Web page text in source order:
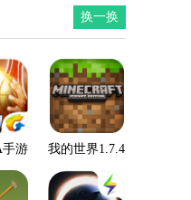
换一换
手游
我的世界1.7.4
手机版